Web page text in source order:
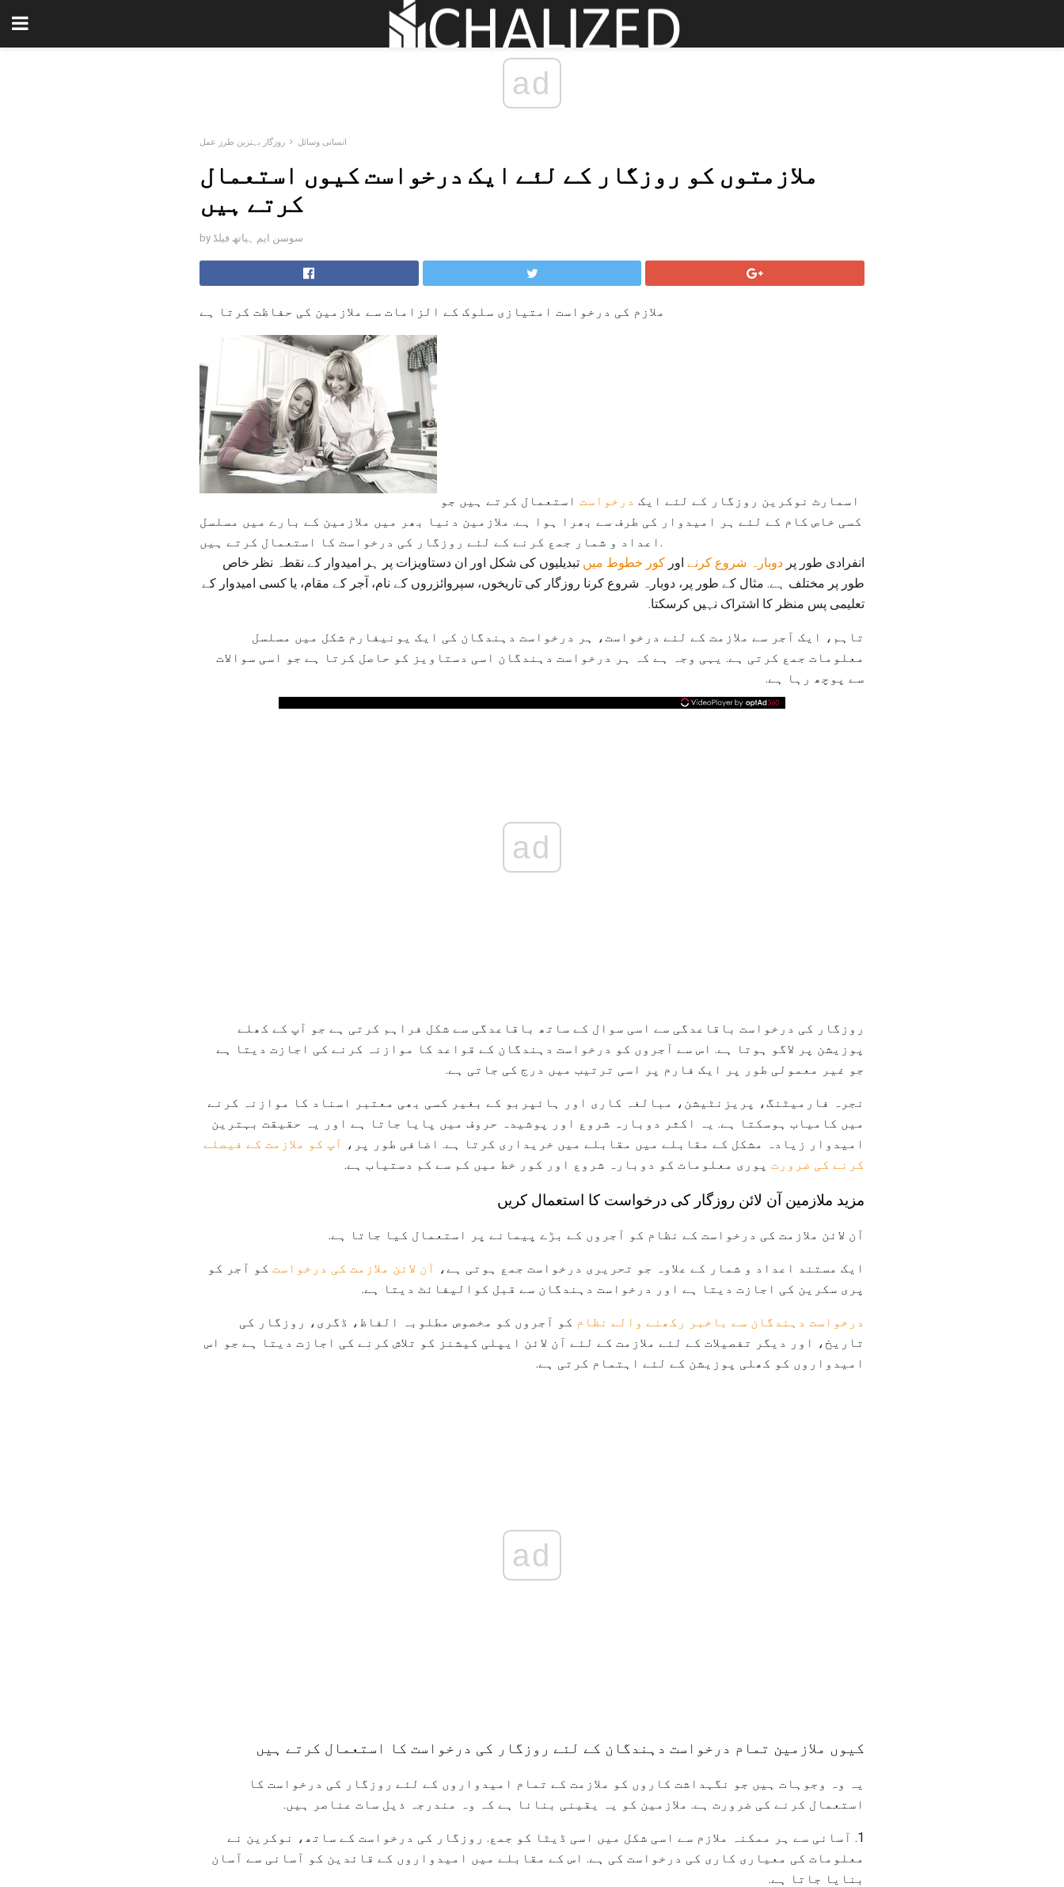
ad
انسانی وسائل روزگار بہترین طرز عمل
ملازمتوں کو روزگار کے لئے ایک درخواست کیوں استعمال
کرتے ہیں
by سوسن ایم ہیاتھ فیلڈ
ملازم کی درخواست امتیازی سلوک کے الزامات سے ملازمین کی حفاظت کرتا ہے
اسمارٹ نوکرین روزگار کے لئے ایک درخواست استعمال کرتے ہیں جو
کسی خاص کام کے لئے ہر امیدوار کی طرف سے بھرا ہوا ہے. ملازمین دنیا بھر میں ملازمین کے بارے میں مسلسل
اعداد و شمار جمع کرنے کے لئے روزگار کی درخواست کا استعمال کرتے ہیں.
انفرادی طور پر دوبارہ شروع کرنے اور کور خطوط میں تبدیلیوں کی شکل اور ان دستاویزات پر ہر امیدوار کے نقطہ نظر خاص
طور پر مختلف ہے. مثال کے طور پر، دوبارہ شروع کرنا روزگار کی تاریخوں، سپروائزروں کے نام، آجر کے مقام، یا کسی امیدوار کے
تعلیمی پس منظر کا اشتراک نہیں کرسکتا.
تاہم، ایک آجر سے ملازمت کے لئے درخواست، ہر درخواست دہندگان کی ایک یونیفارم شکل میں مسلسل
معلومات جمع کرتی ہے. یہی وجہ ہے کہ ہر درخواست دہندگان اسی دستاویز کو حاصل کرتا ہے جو اسی سوالات
سے پوچھ رہا ہے.
ad
روزگار کی درخواست باقاعدگی سے اسی سوال کے ساتھ باقاعدگی سے شکل فراہم کرتی ہے جو آپ کے کھلے
پوزیشن پر لاگو ہوتا ہے. اس سے آجروں کو درخواست دہندگان کے قواعد کا موازنہ کرنے کی اجازت دیتا ہے
جو غیر معمولی طور پر ایک فارم پر اسی ترتیب میں درج کی جاتی ہے.
نجرہ فارمیٹنگ، پریزنٹیشن، مبالغہ کاری اور ہائپربو کے بغیر کسی بھی معتبر اسناد کا موازنہ کرنے
میں کامیاب ہوسکتا ہے. یہ اکثر دوبارہ شروع اور پوشیدہ حروف میں پایا جاتا ہے اور یہ حقیقت بہترین
امیدوار زیادہ مشکل کے مقابلے میں مقابلے میں خریداری کرتا ہے. اضافی طور پر، آپ کو ملازمت کے فیصلے
کرنے کی ضرورت پوری معلومات کو دوبارہ شروع اور کور خط میں کم سے کم دستیاب ہے.
مزید ملازمین آن لائن روزگار کی درخواست کا استعمال کریں
آن لائن ملازمت کی درخواست کے نظام کو آجروں کے بڑے پیمانے پر استعمال کیا جاتا ہے.
ایک مستند اعداد و شمار کے علاوہ جو تحریری درخواست جمع ہوتی ہے، آن لائن ملازمت کی درخواست کو آجر کو
پری سکرین کی اجازت دیتا ہے اور درخواست دہندگان سے قبل کوالیفائٹ دیتا ہے.
درخواست دہندگان سے باخبر رکھنے والے نظام کو آجروں کو مخصوص مطلوبہ الفاظ، ڈگری، روزگار کی
تاریخ، اور دیگر تفصیلات کے لئے ملازمت کے لئے آن لائن ایپلی کیشنز کو تلاش کرنے کی اجازت دیتا ہے جو اس
امیدواروں کو کھلی پوزیشن کے لئے اہتمام کرتی ہے.
ad
کیوں ملازمین تمام درخواست دہندگان کے لئے روزگار کی درخواست کا استعمال کرتے ہیں
یہ وہ وجوہات ہیں جو نگہداشت کاروں کو ملازمت کے تمام امیدواروں کے لئے روزگار کی درخواست کا
استعمال کرنے کی ضرورت ہے. ملازمین کو یہ یقینی بنانا ہے کہ وہ مندرجہ ذیل سات عناصر ہیں.
1. آسانی سے ہر ممکنہ ملازم سے اسی شکل میں اسی ڈیٹا کو جمع. روزگار کی درخواست کے ساتھ، نوکرین نے
معلومات کی معیاری کاری کی درخواست کی ہے. اس کے مقابلے میں امیدواروں کے قائدین کو آسانی سے آسان
بنایا جاتا ہے.